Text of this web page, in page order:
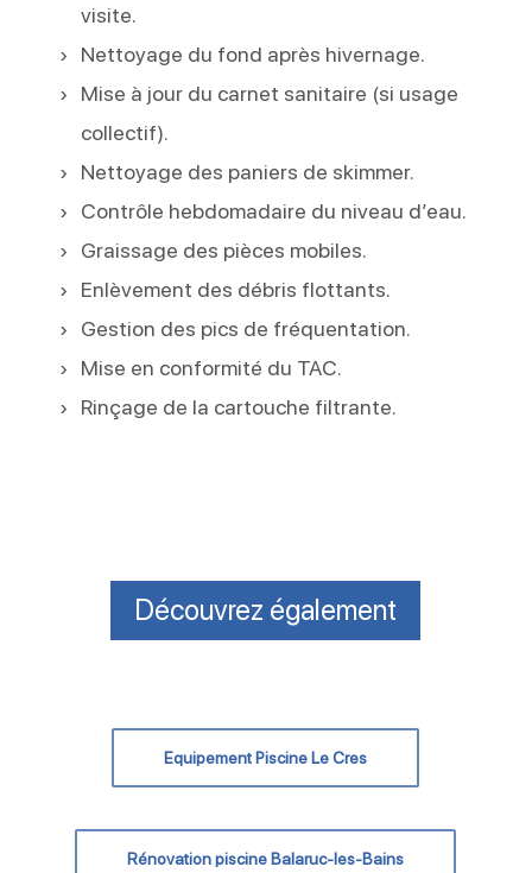
visite.
Nettoyage du fond après hivernage.
Mise à jour du carnet sanitaire (si usage
collectif).
Nettoyage des paniers de skimmer.
Contrôle hebdomadaire du niveau d’eau.
Graissage des pièces mobiles.
Enlèvement des débris flottants.
Gestion des pics de fréquentation.
Mise en conformité du TAC.
Rinçage de la cartouche filtrante.
Découvrez également
Equipement Piscine Le Cres
Rénovation piscine Balaruc-les-Bains